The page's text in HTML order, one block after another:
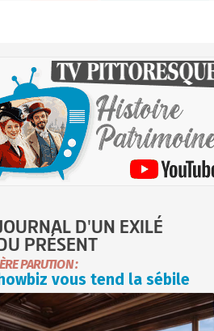
D'UN EXILÉ
PRÉSENT
PARUTION :
vous tend la sébile